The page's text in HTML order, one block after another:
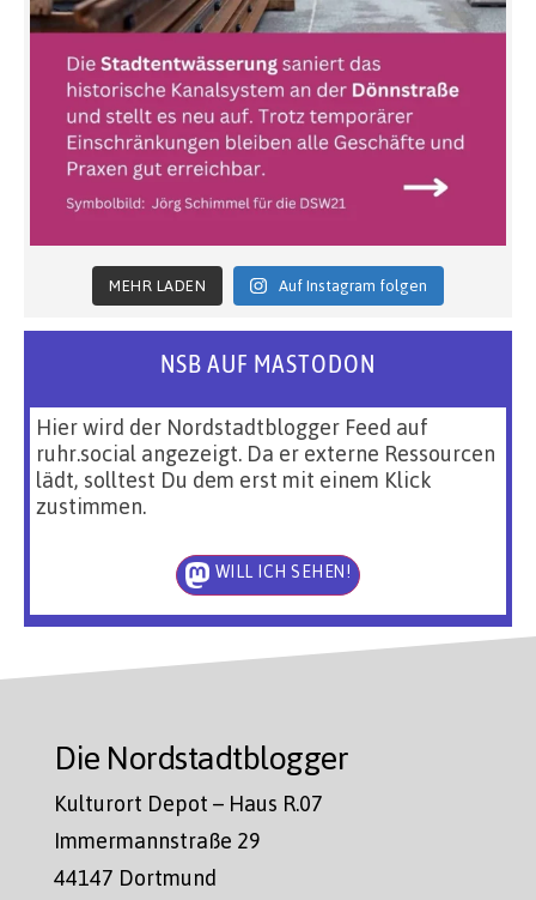
MEHR LADEN Auf Instagram folgen
NSB AUF MASTODON
Hier wird der Nordstadtblogger Feed auf
ruhr.social angezeigt. Da er externe Ressourcen
lädt, solltest Du dem erst mit einem Klick
zustimmen.
WILL ICH SEHEN!
Die Nordstadtblogger
Kulturort Depot – Haus R.07
Immermannstraße 29
44147 Dortmund